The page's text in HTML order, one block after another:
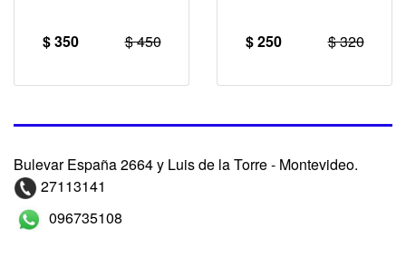
$ 350 $ 450 $ 250 $ 320
Bulevar España 2664 y Luis de la Torre - Montevideo.
27113141
096735108